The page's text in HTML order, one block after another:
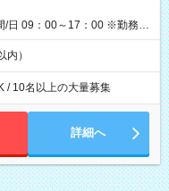
/日 09：00～17：00 ※勤務時
）
/ 10名以上の大量募集
詳細へ